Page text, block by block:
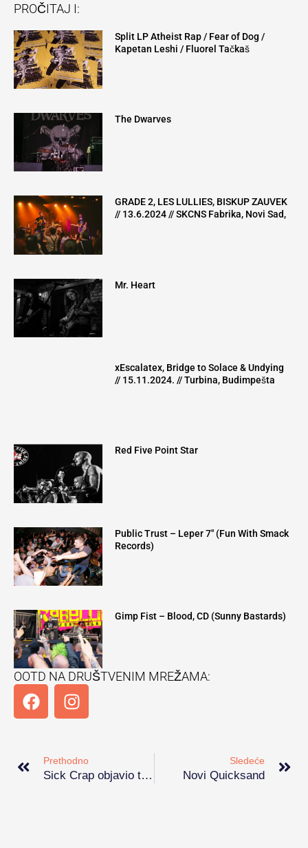
PROČITAJ I:
Split LP Atheist Rap / Fear of Dog /
Kapetan Leshi / Fluorel Tačkaš
The Dwarves
GRADE 2, LES LULLIES, BISKUP ZAUVEK
// 13.6.2024 // SKCNS Fabrika, Novi Sad,
Mr. Heart
xEscalatex, Bridge to Solace & Undying
// 15.11.2024. // Turbina, Budimpešta
Red Five Point Star
Public Trust – Leper 7″ (Fun With Smack
Records)
Gimp Fist – Blood, CD (Sunny Bastards)
OOTD NA DRUŠTVENIM MREŽAMA:
F
a
c
I
n
s
a
g
Prethodno
Sick Crap objavio treći album
Sledeće
Novi Quicksand